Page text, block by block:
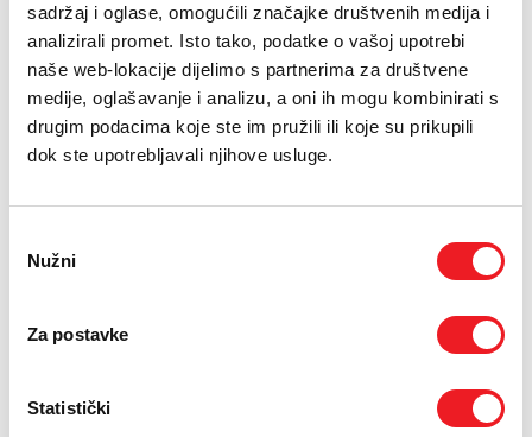
sadržaj i oglase, omogućili značajke društvenih medija i
analizirali promet. Isto tako, podatke o vašoj upotrebi
naše web-lokacije dijelimo s partnerima za društvene
medije, oglašavanje i analizu, a oni ih mogu kombinirati s
drugim podacima koje ste im pružili ili koje su prikupili
dok ste upotrebljavali njihove usluge.
pristanka
Nužni
Za postavke
Statistički